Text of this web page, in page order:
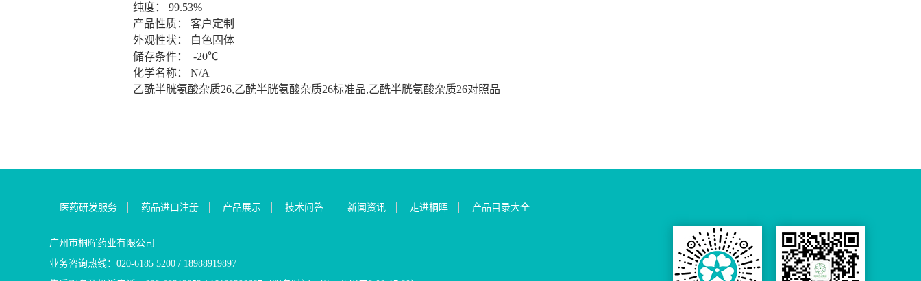
纯度： 99.53%
产品性质： 客户定制
外观性状： 白色固体
储存条件： -20℃
化学名称： N/A
乙酰半胱氨酸杂质26,乙酰半胱氨酸杂质26标准品,乙酰半胱氨酸杂质26对照品
医药研发服务 药品进口注册 产品展示 技术问答 新闻资讯 走进桐晖 产品目录大全
广州市桐晖药业有限公司
业务咨询热线：020-6185 5200 / 18988919897